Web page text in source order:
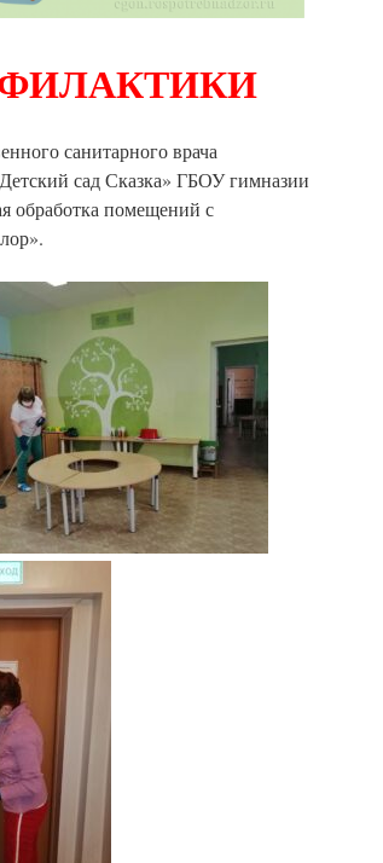
санитарного врача
сад Сказка» ГБОУ гимназии
обработка помещений с